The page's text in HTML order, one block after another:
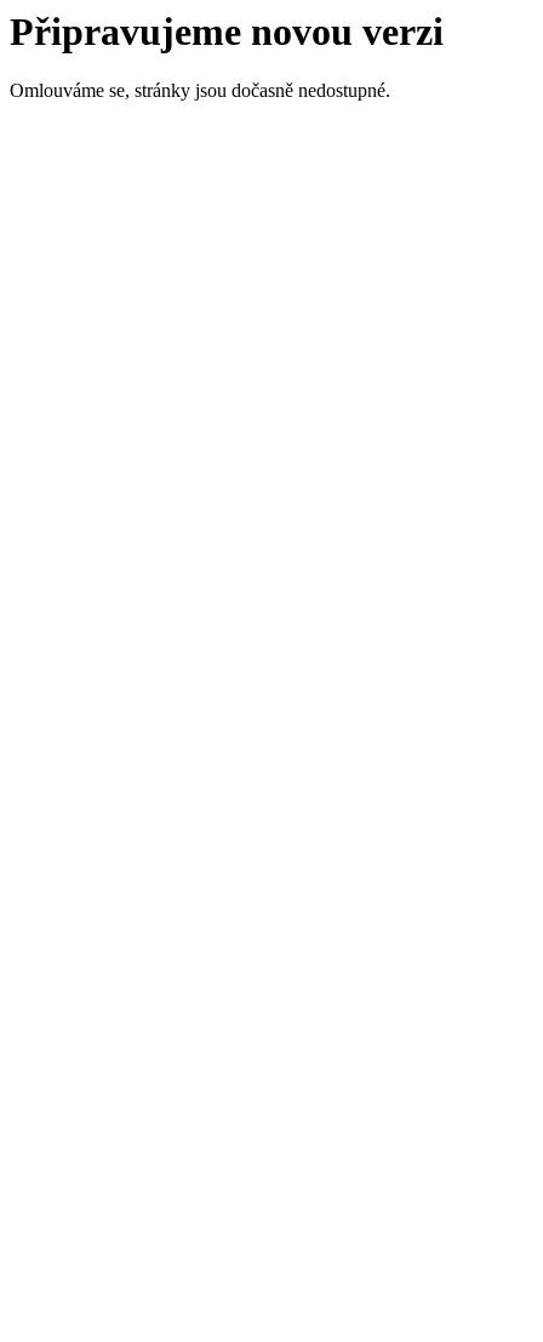
Připravujeme novou verzi
Omlouváme se, stránky jsou dočasně nedostupné.